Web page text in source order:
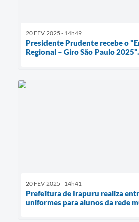
20 FEV 2025 - 14h49
Presidente Prudente recebe o
Regional – Giro São Paulo 2025".
20 FEV 2025 - 14h41
Prefeitura de Irapuru realiza
uniformes para alunos da rede